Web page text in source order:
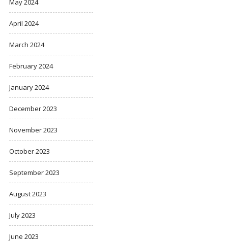
May 2024
April 2024
March 2024
February 2024
January 2024
December 2023
November 2023
October 2023
September 2023
August 2023
July 2023
June 2023